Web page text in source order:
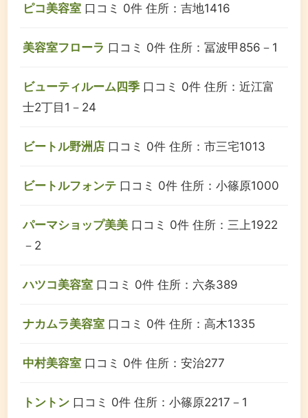
ピコ美容室 口コミ 0件 住所：吉地1416
美容室フローラ 口コミ 0件 住所：冨波甲856－1
ビューティルーム四季 口コミ 0件 住所：近江富
士2丁目1－24
ビートル野洲店 口コミ 0件 住所：市三宅1013
ビートルフォンテ 口コミ 0件 住所：小篠原1000
パーマショップ美美 口コミ 0件 住所：三上1922
－2
ハツコ美容室 口コミ 0件 住所：六条389
ナカムラ美容室 口コミ 0件 住所：高木1335
中村美容室 口コミ 0件 住所：安治277
トントン 口コミ 0件 住所：小篠原2217－1